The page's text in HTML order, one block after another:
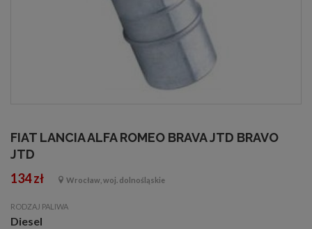
FIAT LANCIA ALFA ROMEO BRAVA JTD BRAVO
JTD
134 zł Wrocław, woj. dolnośląskie
RODZAJ PALIWA
Diesel